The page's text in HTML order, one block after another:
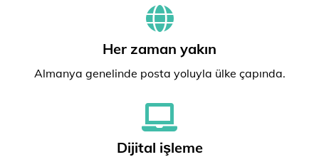
Her zaman yakın
Almanya genelinde posta yoluyla ülke çapında.
Dijital işleme